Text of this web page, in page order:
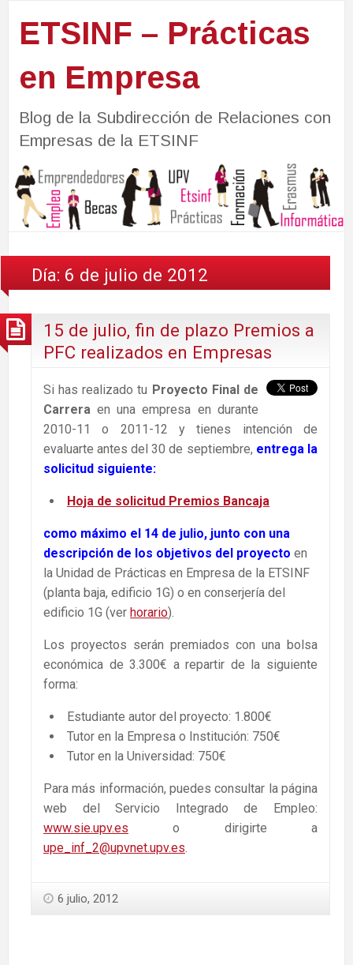
ETSINF – Prácticas
en Empresa
Blog de la Subdirección de Relaciones con
Empresas de la ETSINF
Día: 6 de julio de 2012
15 de julio, fin de plazo Premios a
PFC realizados en Empresas
Si has realizado tu Proyecto Final de
Carrera en una empresa en durante
2010-11 o 2011-12 y tienes intención de
evaluarte antes del 30 de septiembre, entrega la
solicitud siguiente:
Hoja de solicitud Premios Bancaja
como máximo el 14 de julio, junto con una
descripción de los objetivos del proyecto en
la Unidad de Prácticas en Empresa de la ETSINF
(planta baja, edificio 1G) o en conserjería del
edificio 1G (ver horario).
Los proyectos serán premiados con una bolsa
económica de 3.300€ a repartir de la siguiente
forma:
Estudiante autor del proyecto: 1.800€
Tutor en la Empresa o Institución: 750€
Tutor en la Universidad: 750€
Para más información, puedes consultar la página
web del Servicio Integrado de Empleo:
www.sie.upv.es o dirigirte a
upe_inf_2@upvnet.upv.es.
6 julio, 2012